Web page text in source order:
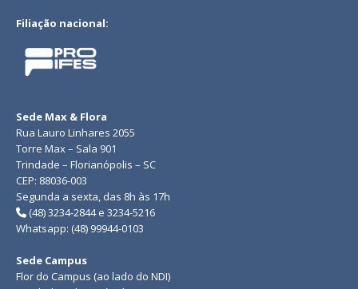
Filiação nacional:
Sede Max & Flora
Rua Lauro Linhares 2055
Torre Max – Sala 901
Trindade – Florianópolis – SC
CEP: 88036-003
Segunda a sexta, das 8h às 17h
(48) 3234-2844 e 3234-5216
Whatsapp: (48) 99944-0103
Sede Campus
Flor do Campus (ao lado do NDI)